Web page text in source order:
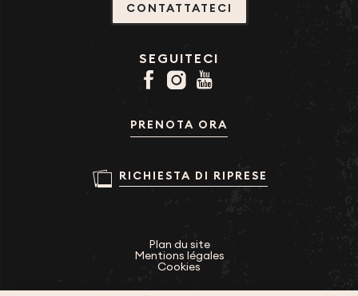
CONTATTATECI
SEGUITECI
PRENOTA ORA
RICHIESTA DI RIPRESE
Plan du site
Mentions légales
Cookies